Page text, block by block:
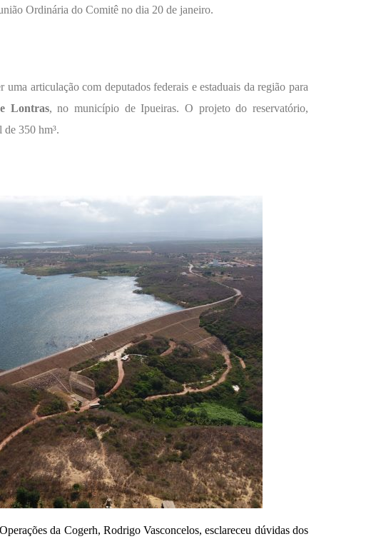
Ordinária do Comitê no dia 20 de janeiro.
articulação com deputados federais e estaduais da região para
Lontras, no município de Ipueiras. O projeto do reservatório,
350 hm³.
da Cogerh, Rodrigo Vasconcelos, esclareceu dúvidas dos